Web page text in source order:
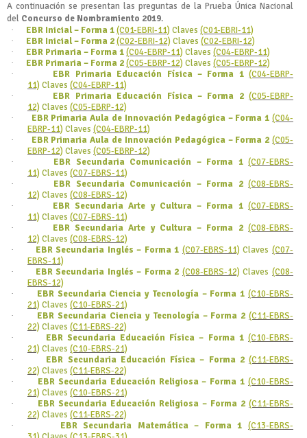
A continuación se presentan las preguntas de la Prueba Única Nacional
del Concurso de Nombramiento 2019.
· EBR Inicial – Forma 1(C01-EBRI-11) Claves (C01-EBRI-11)
· EBR Inicial – Forma 2(C02-EBRI-12) Claves (C02-EBRI-12)
· EBR Primaria – Forma 1(C04-EBRP-11) Claves (C04-EBRP-11)
· EBR Primaria – Forma 2(C05-EBRP-12) Claves (C05-EBRP-12)
· EBR Primaria Educación Física – Forma 1 (C04-EBRP-
11) Claves (C04-EBRP-11)
· EBR Primaria Educación Física – Forma 2 (C05-EBRP-
12) Claves (C05-EBRP-12)
· EBR Primaria Aula de Innovación Pedagógica – Forma 1 (C04-
EBRP-11) Claves (C04-EBRP-11)
· EBR Primaria Aula de Innovación Pedagógica – Forma 2 (C05-
EBRP-12) Claves (C05-EBRP-12)
· EBR Secundaria Comunicación – Forma 1 (C07-EBRS-
11) Claves (C07-EBRS-11)
· EBR Secundaria Comunicación – Forma 2 (C08-EBRS-
12) Claves (C08-EBRS-12)
· EBR Secundaria Arte y Cultura – Forma 1 (C07-EBRS-
11) Claves (C07-EBRS-11)
· EBR Secundaria Arte y Cultura – Forma 2 (C08-EBRS-
12) Claves (C08-EBRS-12)
· EBR Secundaria Inglés – Forma 1 (C07-EBRS-11) Claves(C07-
EBRS-11)
· EBR Secundaria Inglés – Forma 2 (C08-EBRS-12) Claves(C08-
EBRS-12)
· EBR Secundaria Ciencia y Tecnología – Forma 1 (C10-EBRS-
21) Claves (C10-EBRS-21)
· EBR Secundaria Ciencia y Tecnología – Forma 2 (C11-EBRS-
22) Claves (C11-EBRS-22)
· EBR Secundaria Educación Física – Forma 1 (C10-EBRS-
21) Claves (C10-EBRS-21)
· EBR Secundaria Educación Física – Forma 2 (C11-EBRS-
22) Claves (C11-EBRS-22)
· EBR Secundaria Educación Religiosa – Forma 1 (C10-EBRS-
21) Claves (C10-EBRS-21)
· EBR Secundaria Educación Religiosa – Forma 2 (C11-EBRS-
22) Claves (C11-EBRS-22)
· EBR Secundaria Matemática – Forma 1 (C13-EBRS-